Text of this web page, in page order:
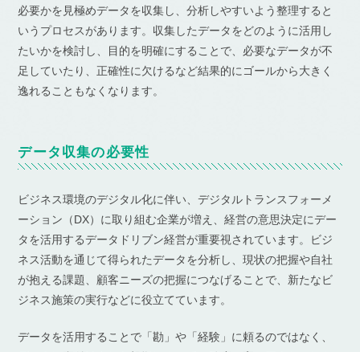
必要かを見極めデータを収集し、分析しやすいよう整理すると
いうプロセスがあります。収集したデータをどのように活用し
たいかを検討し、目的を明確にすることで、必要なデータが不
足していたり、正確性に欠けるなど結果的にゴールから大きく
逸れることもなくなります。
データ収集の必要性
ビジネス環境のデジタル化に伴い、デジタルトランスフォーメ
ーション（DX）に取り組む企業が増え、経営の意思決定にデー
タを活用するデータドリブン経営が重要視されています。ビジ
ネス活動を通じて得られたデータを分析し、現状の把握や自社
が抱える課題、顧客ニーズの把握につなげることで、新たなビ
ジネス施策の実行などに役立てています。
データを活用することで「勘」や「経験」に頼るのではなく、